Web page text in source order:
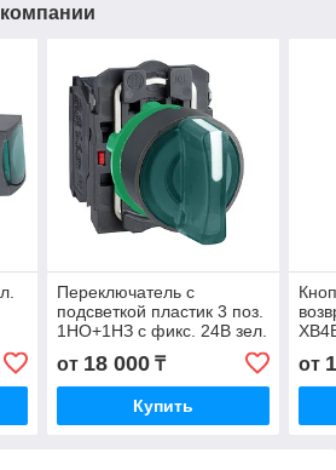
Переключатель с
подсветкой пластик 3 поз.
1НО+1НЗ с фикс. 24В зел.
XB5AK133B5
от 18 000₸
Купить
от